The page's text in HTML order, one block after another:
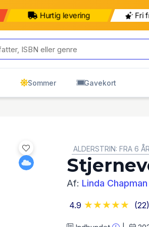
Hurtig levering Fri
Sommer Gavekort
ALDERSTRIN: FRA 6 ÅR
Af: Linda Chapman
4.9 (22)